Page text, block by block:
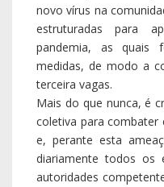
novo vírus na
estruturadas para
pandemia, as quais
medidas, de modo a
terceira vagas.
Mais do que nunca, é
coletiva para combater
e, perante esta
diariamente todos os
autoridades